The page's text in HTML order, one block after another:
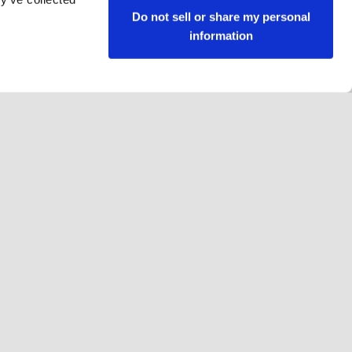
Do not sell or share my personal
information